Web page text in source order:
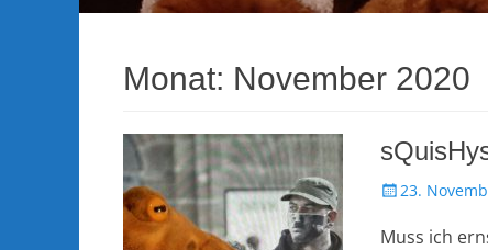
Monat: November 2020
Veröffentlicht
23.
Muss ich